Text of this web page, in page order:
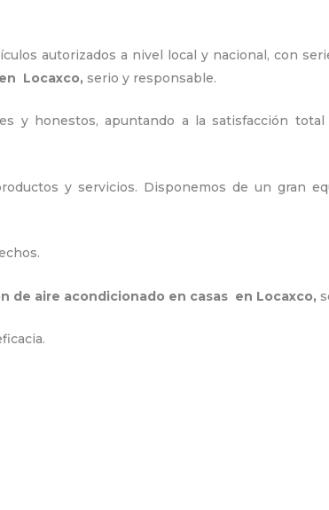
autorizados a nivel local y nacional, con
Locaxco,serio y responsable.
y honestos, apuntando a la satisfacción
y servicios. Disponemos de un gran
de aire acondicionado en casas en Locaxco,